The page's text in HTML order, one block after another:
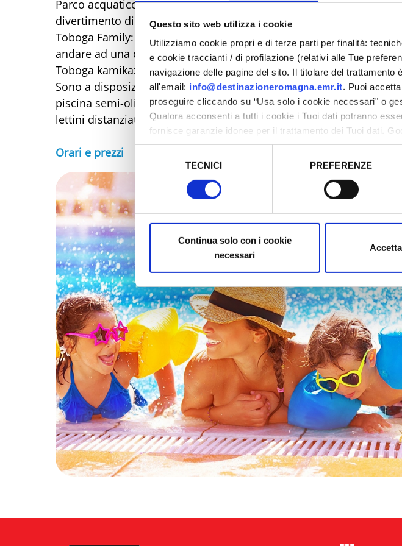
Questo sito web utilizza i cookie
Utilizziamo cookie propri e di terze parti per finalità:
e cookie traccianti / di profilazione (relativi alle Tue
navigazione delle pagine del sito. Il titolare del trattamento
all'email: info@destinazioneromagna.emr.it. Puoi
proseguire cliccando su “Usa solo i cookie necessari" o
Qualora acconsenti a tutti i cookie i Tuoi dati potranno
fornisce garanzie idonee per il trattamento dei Tuoi dati.
sicurezza a Tutela dei navigatori, che abbiamo valutato
TECNICI PREFERENZE
Continua solo con i cookie
necessari
Parco acquatico direttamente sul mare dotato di quattro
divertimento di grandi e piccoli.
Toboga Family: scivolo familiare di 10 m di altezza, dove i bambini
andare ad una dolce discesa anche accompagnati da un genitore.
Toboga kamikaze: scivolo di 12 m d’altezza, concepito per ragazzi
Sono a disposizione due confortevoli piscine: una piscina bimbi
piscina semi-olimpionica (25 m), nonché ampi spazi relax nei
lettini distanziati e colorati ombrelloni.
Orari e prezzi